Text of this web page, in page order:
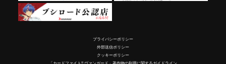
プライバシーポリシー
外部送信ポリシー
クッキーポリシー